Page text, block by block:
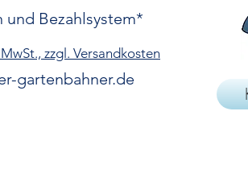
und Bezahlsystem*
zzgl. Versandkosten
gartenbahner.de